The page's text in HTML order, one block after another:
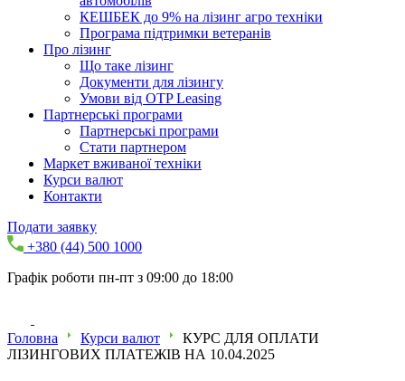
КЕШБЕК до 9% на лізинг агро техніки
Програма підтримки ветеранів
Про лізинг
Що таке лізинг
Документи для лізингу
Умови від OTP Leasing
Партнерські програми
Партнерські програми
Стати партнером
Маркет вживаної техніки
Курси валют
Контакти
Подати заявку
+380 (44) 500 1000
Графік роботи пн-пт з 09:00 до 18:00
Головна Курси валют
КУРС ДЛЯ ОПЛАТИ
ЛІЗИНГОВИХ ПЛАТЕЖІВ НА 10.04.2025